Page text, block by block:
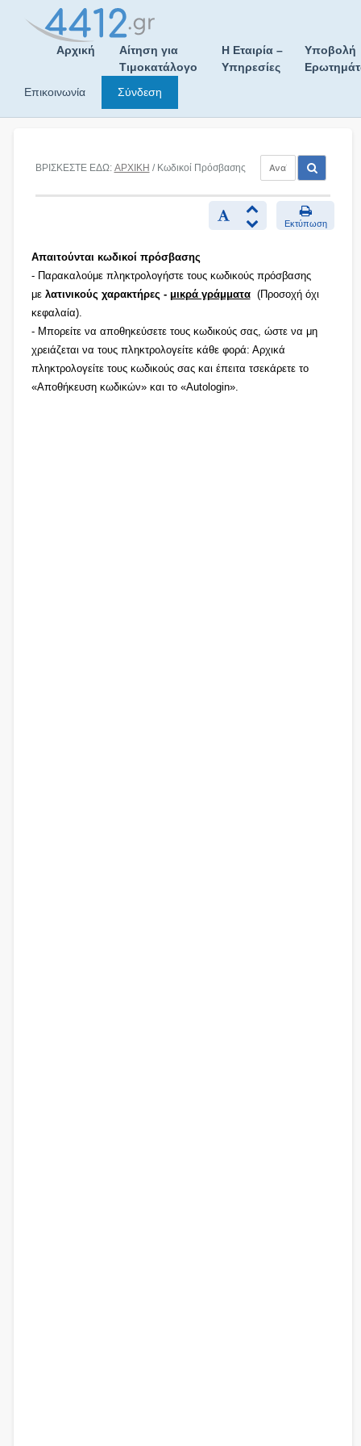
Αρχική
Αίτηση για
Τιμοκατάλογο
Η Εταιρία –
Υπηρεσίες
Υποβολή
Επικοινωνία
Σύνδεση
ΒΡΙΣΚΕΣΤΕ ΕΔΩ: ΑΡΧΙΚΗ / Κωδικοί Πρόσβασης
Εκτύπωση
Απαιτούνται κωδικοί πρόσβασης
- Παρακαλούμε πληκτρολογήστε τους κωδικούς πρόσβασης
με λατινικούς χαρακτήρες - μικρά γράμματα(Προσοχή όχι
κεφαλαία).
- Μπορείτε να αποθηκεύσετε τους κωδικούς σας, ώστε να μη
χρειάζεται να τους πληκτρολογείτε κάθε φορά: Αρχικά
πληκτρολογείτε τους κωδικούς σας και έπειτα τσεκάρετε το
«Αποθήκευση κωδικών» και το «Autologin».